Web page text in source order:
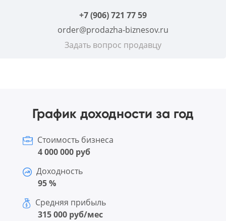
+7 (906) 721 77 59
order@prodazha-biznesov.ru
Задать вопрос продавцу
График доходности за год
Стоимость бизнеса
4 000 000 руб
Доходность
95 %
Средняя прибыль
315 000 руб/мес